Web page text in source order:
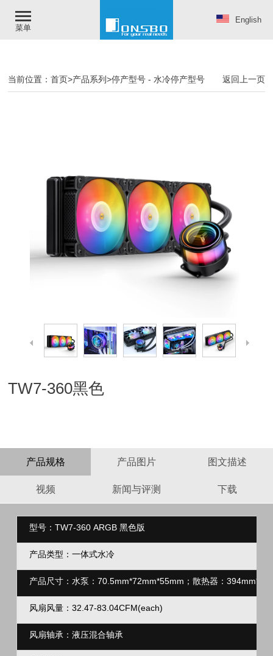
菜单
English
返回上一页
当前位置：首页>产品系列>停产型号 -水冷停产型号
TW7-360黑色
产品规格 产品图片 图文描述
视频 新闻与评测 下载
型号：TW7-360 ARGB 黑色版
产品类型：一体式水冷
产品尺寸：水泵：70.5mm*72mm*55mm； 散热器：
风扇风量：32.47-83.04CFM(each)
风扇轴承：液压混合轴承